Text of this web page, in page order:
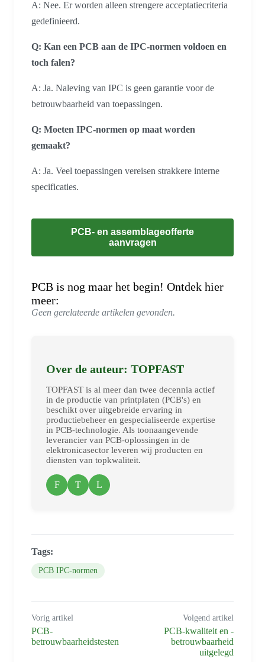
A: Nee. Er worden alleen strengere acceptatiecriteria
gedefinieerd.
Q: Kan een PCB aan de IPC-normen voldoen en
toch falen?
A: Ja. Naleving van IPC is geen garantie voor de
betrouwbaarheid van toepassingen.
Q: Moeten IPC-normen op maat worden
gemaakt?
A: Ja. Veel toepassingen vereisen strakkere interne
specificaties.
PCB- en assemblageofferte
aanvragen
PCB is nog maar het begin! Ontdek hier
meer:
Geen gerelateerde artikelen gevonden.
Over de auteur: TOPFAST
TOPFAST is al meer dan twee decennia actief
in de productie van printplaten (PCB's) en
beschikt over uitgebreide ervaring in
productiebeheer en gespecialiseerde expertise
in PCB-technologie. Als toonaangevende
leverancier van PCB-oplossingen in de
elektronicasector leveren wij producten en
diensten van topkwaliteit.
F T L
Tags:
PCB IPC-normen
Vorig artikel
PCB-
betrouwbaarheidstesten
Volgend artikel
PCB-kwaliteit en -
betrouwbaarheid
uitgelegd